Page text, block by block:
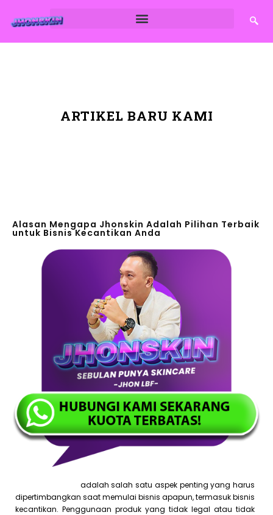
ARTIKEL BARU KAMI
Alasan Mengapa Jhonskin Adalah Pilihan Terbaik
untuk Bisnis Kecantikan Anda
adalah salah satu aspek penting yang harus
dipertimbangkan saat memulai bisnis apapun, termasuk bisnis
kecantikan. Penggunaan produk yang tidak legal atau tidak